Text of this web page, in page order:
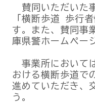
賛同いただいた
「横断歩道 歩行
す。また、賛同事
庫県警ホームペー
事業所において
おける横断歩道で
進めていただき、
う。